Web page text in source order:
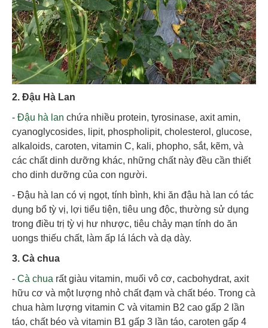
2. Đậu Hà Lan
- Đậu hà lan chứa nhiều protein, tyrosinase, axit amin,
cyanoglycosides, lipit, phospholipit, cholesterol, glucose,
alkaloids, caroten, vitamin C, kali, phopho, sắt, kẽm, và
các chất dinh dưỡng khác, những chất này đều cần thiết
cho dinh dưỡng của con người.
- Đậu hà lan có vị ngọt, tính bình, khi ăn đậu hà lan có tác
dụng bổ tỳ vị, lợi tiểu tiện, tiêu ung độc, thường sử dụng
trong điều trị tỳ vị hư nhược, tiêu chảy mạn tính do ăn
uongs thiếu chất, làm ấp lá lách và dạ dày.
3. Cà chua
- Cà chua rất giàu vitamin, muối vô cơ, cacbohydrat, axit
hữu cơ và một lượng nhỏ chất đạm và chất béo. Trong cà
chua hàm lượng vitamin C và vitamin B2 cao gấp 2 lần
táo, chất béo và vitamin B1 gấp 3 lần táo, caroten gấp 4